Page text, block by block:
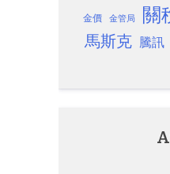
金價 金管局 關
馬斯克 騰訊